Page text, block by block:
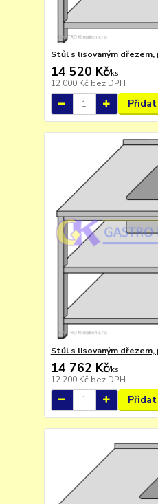
Stůl s lisovaným dřezem,
14 520 Kč/ks
12 000 Kč bez DPH
Stůl s lisovaným dřezem,
14 762 Kč/ks
12 200 Kč bez DPH